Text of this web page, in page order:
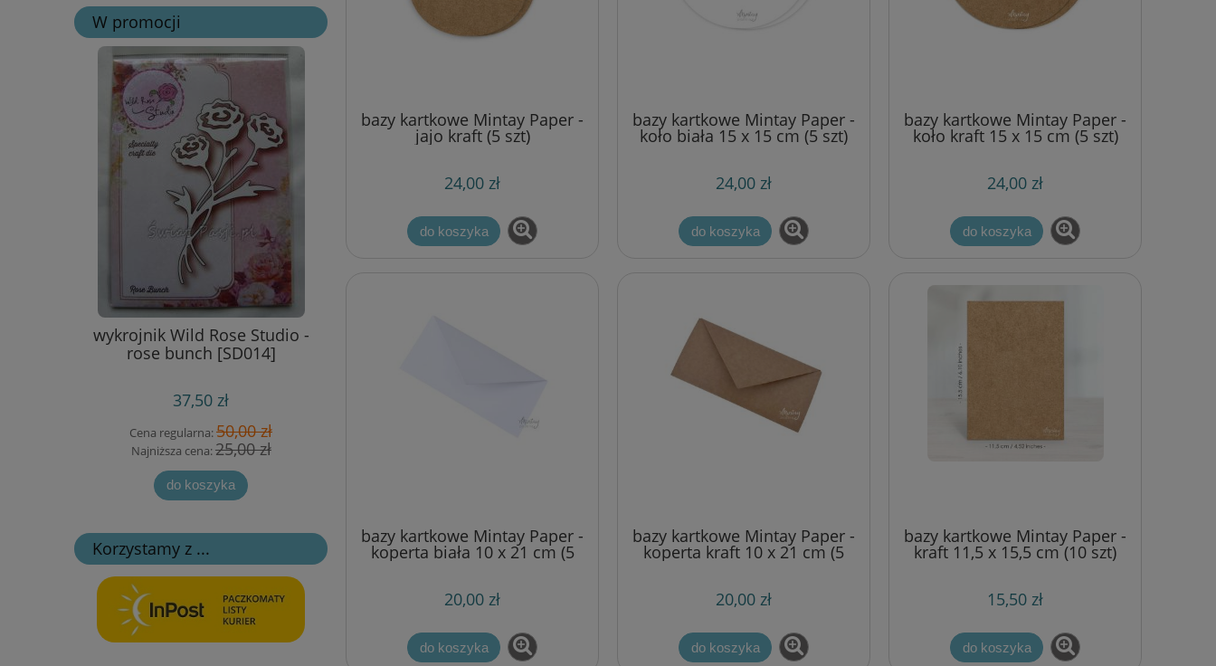
W promocji
wykrojnik Wild Rose Studio -
rose bunch [SD014]
37,50 zł
Cena regularna:50,00 zł
Najniższa cena:25,00 zł
do koszyka
15,70 zł
wykrojnik Die-namics - border
łańcuch owale (Oval Chain
Border)
27,00 zł
35,10 zł
whimsy tree
34,00 zł
44,20 zł
Korzystamy z ...
bazy kartkowe Mintay Paper -
jajo kraft (5 szt)
24,00 zł
do koszyka
bazy kartkowe Mintay Paper -
koło biała 15 x 15 cm (5 szt)
24,00 zł
do koszyka
bazy kartkowe Mintay Paper -
koło kraft 15 x 15 cm (5 szt)
24,00 zł
do koszyka
bazy kartkowe Mintay Paper -
koperta biała 10 x 21 cm (5
20,00 zł
do koszyka
bazy kartkowe Mintay Paper -
koperta kraft 10 x 21 cm (5
20,00 zł
do koszyka
bazy kartkowe Mintay Paper -
kraft 11,5 x 15,5 cm (10 szt)
15,50 zł
do koszyka